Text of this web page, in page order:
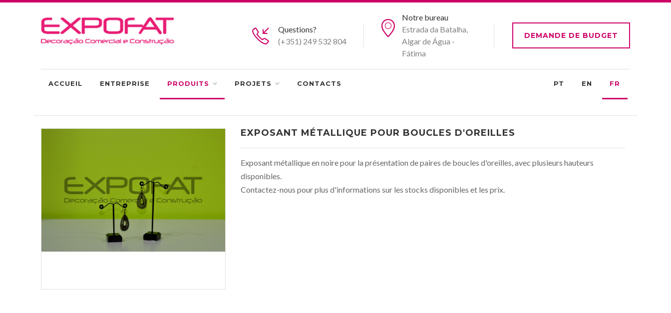
Questions?
(+351) 249 532 804
Notre bureau
Estrada da Batalha,
Algar de Água -
Fátima
DEMANDE DE BUDGET
ACCUEIL ENTREPRISE PRODUITS PROJETS CONTACTS FR
EN
PT
EXPOSANT MÉTALLIQUE POUR BOUCLES D'OREILLES
Exposant métallique en noire pour la présentation de paires de boucles d'oreilles, avec plusieurs hauteurs
disponibles.
Contactez-nous pour plus d'informations sur les stocks disponibles et les prix.